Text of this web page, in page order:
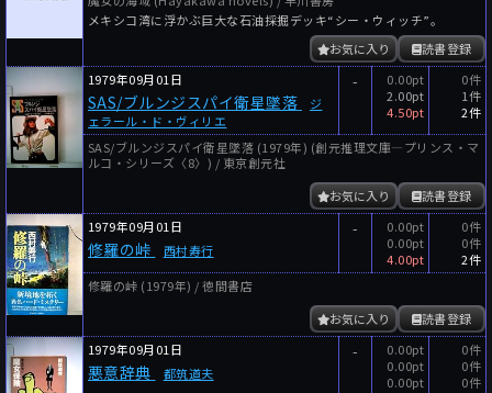
メキシコ湾に浮かぶ巨大な石油採掘デッキ“シー・ウィッチ”。
読書登録
お気に入り
1979年09月01日
SAS/ブルンジスパイ衛星墜落
ジ
ェラール・ド・ヴィリエ
-
0.00pt
2.00pt
4.50pt
0件
1件
2件
SAS/ブルンジスパイ衛星墜落 (1979年) (創元推理文庫―プリンス・マ
ルコ・シリーズ〈8〉) / 東京創元社
読書登録
お気に入り
1979年09月01日
修羅の峠 西村寿行
-
0.00pt
0.00pt
4.00pt
0件
0件
2件
修羅の峠 (1979年) / 徳間書店
読書登録
お気に入り
1979年09月01日
悪意辞典 都筑道夫
-
0.00pt
0.00pt
0.00pt
0件
0件
0件